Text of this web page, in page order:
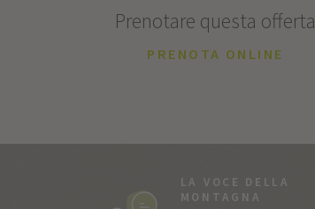
Prenotare questa offerta
PRENOTA ONLINE
LA VOCE DELLA
MONTAGNA